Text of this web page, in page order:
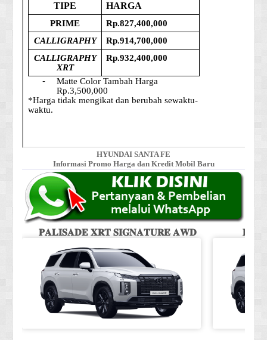
HYUNDAI SANTA FE
Informasi Promo Harga dan Kredit Mobil Baru
𝐏𝐀𝐋𝐈𝐒𝐀𝐃𝐄 𝐗𝐑𝐓 𝐒𝐈𝐆𝐍𝐀𝐓𝐔𝐑𝐄 𝐀𝐖𝐃